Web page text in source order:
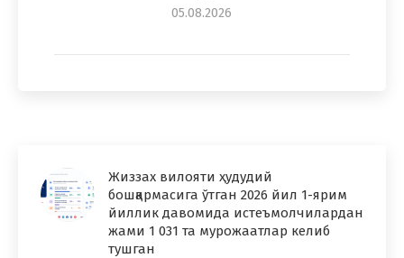
05.08.2026
Жиззах вилояти ҳудудий
бошқармасига ўтган 2026 йил 1-ярим
йиллик давомида истеъмолчилардан
жами 1 031 та мурожаатлар келиб
тушган